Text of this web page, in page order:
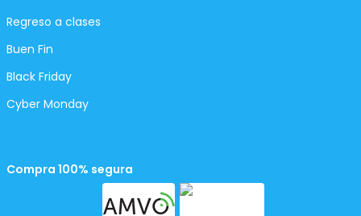
Regreso a clases
Buen Fin
Black Friday
Cyber Monday
Compra 100% segura